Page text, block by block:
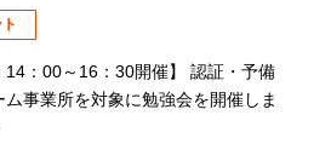
14：00～16：30開催】 認証・予備
事業所を対象に勉強会を開催しま